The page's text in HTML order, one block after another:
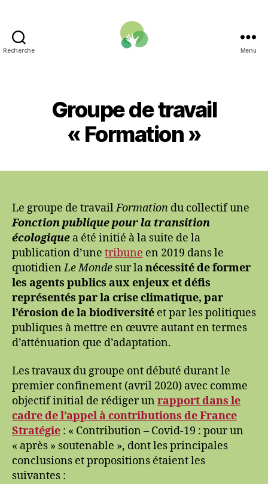
Recherche
pour
la
transition
écologique
Menu
Groupe de travail
« Formation »
Le groupe de travailFormation du collectif une
Fonction publique pour la transition
écologique a été initié à la suite de la
publication d’une tribune en 2019 dans le
quotidienLe Monde sur lanécessité de former
les agents publics aux enjeux et défis
représentés par la crise climatique, par
l’érosion de la biodiversité et par les politiques
publiques à mettre en œuvre autant en termes
d’atténuation que d’adaptation.
Les travaux du groupe ont débuté durant le
premier confinement (avril 2020) avec comme
objectif initial de rédiger un rapport dans le
cadre de l’appel à contributions de France
Stratégie : « Contribution – Covid-19 : pour un
« après » soutenable », dont les principales
conclusions et propositions étaient les
suivantes :